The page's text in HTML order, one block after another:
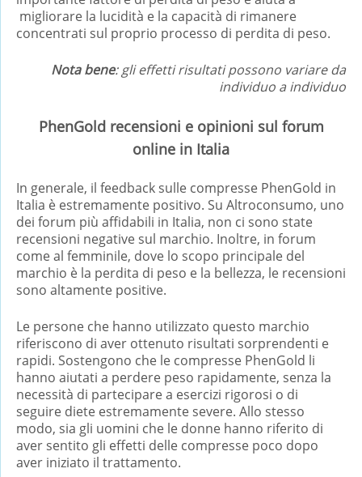
migliorare la lucidità e la capacità di rimanere
concentrati sul proprio processo di perdita di peso.
Nota bene: gli effetti risultati possono variare da
individuo a individuo
PhenGold recensioni e opinioni sul forum
online in Italia
In generale, il feedback sulle compresse PhenGold in
Italia è estremamente positivo. Su Altroconsumo, uno
dei forum più affidabili in Italia, non ci sono state
recensioni negative sul marchio. Inoltre, in forum
come al femminile, dove lo scopo principale del
marchio è la perdita di peso e la bellezza, le recensioni
sono altamente positive.
Le persone che hanno utilizzato questo marchio
riferiscono di aver ottenuto risultati sorprendenti e
rapidi. Sostengono che le compresse PhenGold li
hanno aiutati a perdere peso rapidamente, senza la
necessità di partecipare a esercizi rigorosi o di
seguire diete estremamente severe. Allo stesso
modo, sia gli uomini che le donne hanno riferito di
aver sentito gli effetti delle compresse poco dopo
aver iniziato il trattamento.